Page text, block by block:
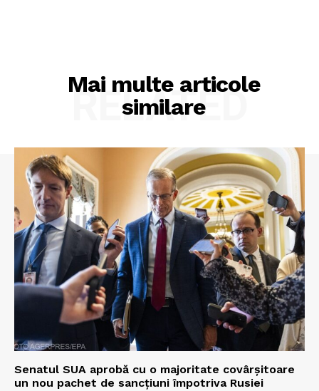
Mai multe articole
similare
RELATED
Senatul SUA aprobă cu o majoritate covârșitoare
un nou pachet de sancțiuni împotriva Rusiei